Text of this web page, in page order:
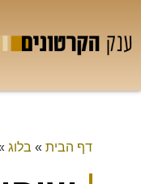
דף הבית » בלוג